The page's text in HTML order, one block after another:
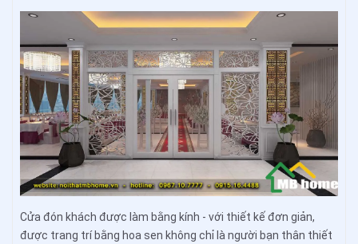
Cửa đón khách được làm bằng kính - với thiết kế đơn giản,
được trang trí bằng hoa sen không chỉ là người bạn thân thiết